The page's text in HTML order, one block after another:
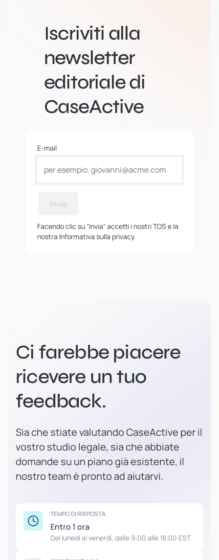
Iscriviti alla
newsletter
editoriale di
CaseActive
E-mail
Invia
Facendo clic su "Invia" accetti i nostri TOS e la
nostra Informativa sulla privacy.
Ci farebbe piacere
ricevere un tuo
feedback.
Sia che stiate valutando CaseActive per il
vostro studio legale, sia che abbiate
domande su un piano già esistente, il
nostro team è pronto ad aiutarvi.
TEMPO DI RISPOSTA
Entro 1 ora
Dal lunedì al venerdì, dalle 9:00 alle 18:00 EST